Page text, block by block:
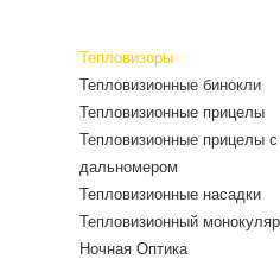
Тепловизоры
Тепловизионные бинокли
Тепловизионные прицелы
Тепловизионные прицелы с
дальномером
Тепловизионные насадки
Тепловизионный монокуляр
Ночная Оптика